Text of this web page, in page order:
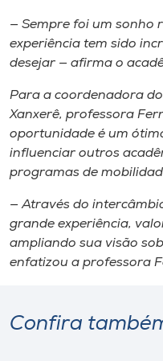
— Sempre foi um sonho
experiência tem sido
desejar — afirma o
Para a coordenadora
Xanxerê, professora
oportunidade é um
influenciar outros
programas de
— Através do
grande experiência,
ampliando sua visão
enfatizou a professora
Confira